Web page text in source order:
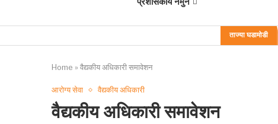
ताज्या घडामोडी
Home » वैद्यकीय अधिकारी समावेशन
आरोग्य सेवा वैद्यकीय अधिकारी
वैद्यकीय अधिकारी समावेशन